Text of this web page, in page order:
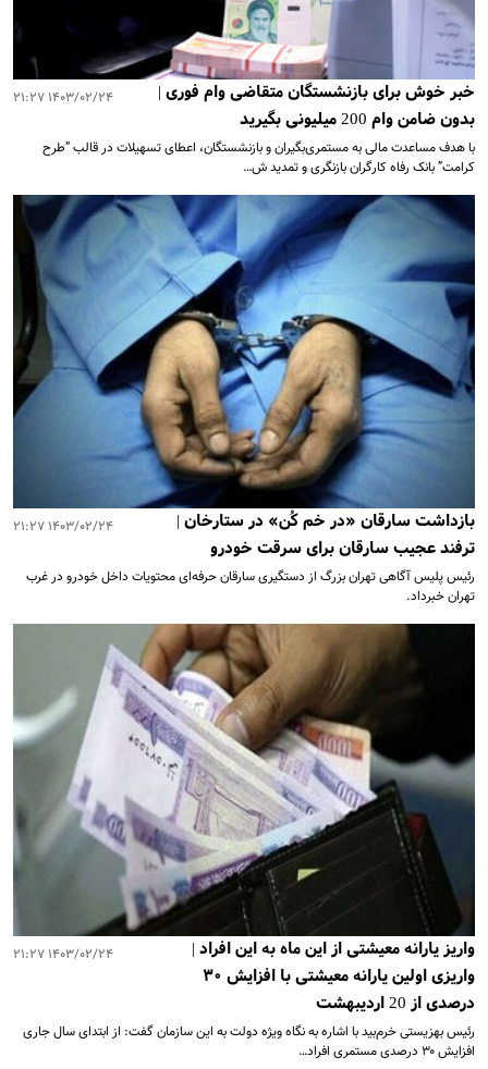
۱۴۰۳/۰۲/۲۴ ۲۱:۲۷
خبر خوش برای بازنشستگان متقاضی وام فوری |
بدون ضامن وام 200 میلیونی بگیرید
با هدف مساعدت مالی به مستمری‌بگیران و بازنشستگان، اعطای تسهیلات در قالب “طرح
کرامت” بانک رفاه کارگران بازنگری و تمدید ش…
۱۴۰۳/۰۲/۲۴ ۲۱:۲۷
بازداشت سارقان «در خم‌ کُن» در ستارخان |
ترفند عجیب سارقان برای سرقت خودرو
رئیس پلیس آگاهی تهران بزرگ از دستگیری سارقان حرفه‌ای محتویات داخل خودرو در غرب
تهران خبرداد.
۱۴۰۳/۰۲/۲۴ ۲۱:۲۷
واریز یارانه معیشتی از این ماه به این افراد |
واریزی اولین یارانه معیشتی با افزایش ۳۰
درصدی از 20 اردیبهشت
رئیس بهزیستی خرم‌بید با اشاره به نگاه ویژه دولت به این سازمان گفت: از ابتدای سال جاری
افزایش ۳۰ درصدی مستمری افراد…